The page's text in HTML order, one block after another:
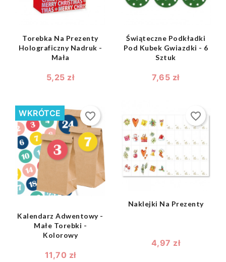
Torebka Na Prezenty
Holograficzny Nadruk -
Mała
5,25 zł
Świąteczne Podkładki
Pod Kubek Gwiazdki - 6
Sztuk
7,65 zł
shopping_bag 
Kalendarz Adwentowy -
Małe Torebki -
Kolorowy
11,70 zł
WKRÓTCE favorite_border
shopping_bag 
Naklejki Na Prezenty
4,97 zł
favorite_border